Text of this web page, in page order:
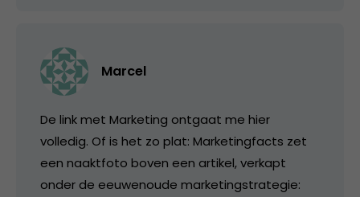
Marcel
De link met Marketing ontgaat me hier
volledig. Of is het zo plat: Marketingfacts zet
een naaktfoto boven een artikel, verkapt
onder de eeuwenoude marketingstrategie: